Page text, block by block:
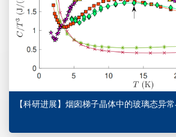
【科研进展】烟囱梯子晶体中的玻璃态异